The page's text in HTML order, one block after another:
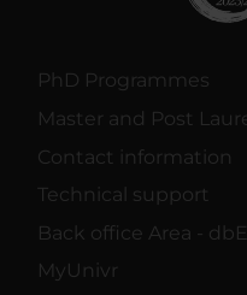
PhD Programmes
Master and Post
Contact information
Technical support
Back office Area -
MyUnivr